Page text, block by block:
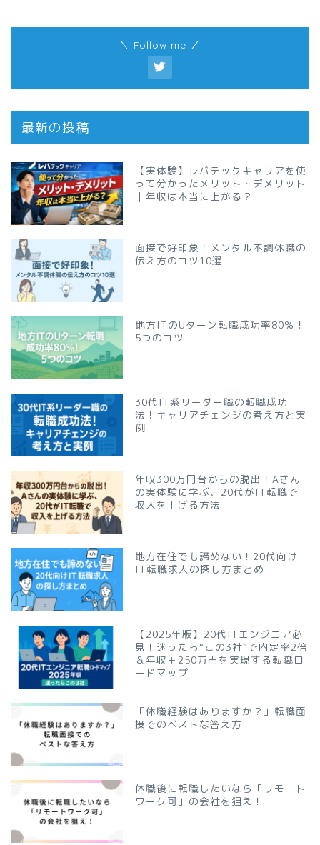
＼ Follow me ／
最新の投稿
【実体験】レバテックキャリアを使
って分かったメリット・デメリット
｜年収は本当に上がる？
面接で好印象！メンタル不調休職の
伝え方のコツ10選
地方ITのUターン転職成功率80％！
5つのコツ
30代IT系リーダー職の転職成功
法！キャリアチェンジの考え方と実
例
年収300万円台からの脱出！Aさん
の実体験に学ぶ、20代がIT転職で
収入を上げる方法
地方在住でも諦めない！20代向け
IT転職求人の探し方まとめ
【2025年版】20代ITエンジニア必
見！迷ったら“この3社”で内定率2倍
＆年収＋250万円を実現する転職ロ
ードマップ
「休職経験はありますか？」転職面
接でのベストな答え方
休職後に転職したいなら「リモート
ワーク可」の会社を狙え！